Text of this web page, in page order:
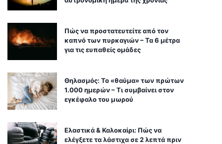
Πώς να προστατευτείτε από τον
καπνό των πυρκαγιών – Τα 6 μέτρα
για τις ευπαθείς ομάδες
Θηλασμός: Το «θαύμα» των πρώτων
1.000 ημερών – Τι συμβαίνει στον
εγκέφαλο του μωρού
Ελαστικά & Καλοκαίρι: Πώς να
ελέγξετε τα λάστιχα σε 2 λεπτά πριν